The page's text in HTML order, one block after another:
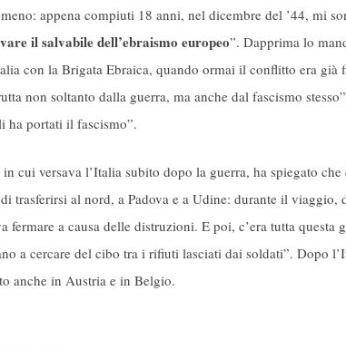
appena compiuti 18 anni, nel dicembre del ’44, mi
il salvabile dell’ebraismo europeo”. Dapprima lo
con la Brigata Ebraica, quando ormai il conflitto era già
non soltanto dalla guerra, ma anche dal fascismo
ha portati il fascismo”.
cui versava l’Italia subito dopo la guerra, ha spiegato
trasferirsi al nord, a Padova e a Udine: durante il viaggio,
fermare a causa delle distruzioni. E poi, c’era tutta questa
a cercare del cibo tra i rifiuti lasciati dai soldati”. Dopo
anche in Austria e in Belgio.